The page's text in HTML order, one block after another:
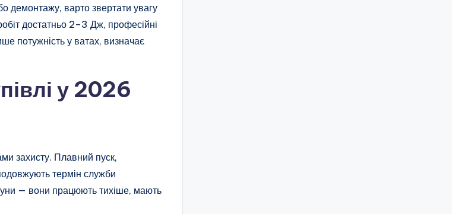
демонтажу, варто звертати увагу
достатньо 2–3 Дж, професійні
потужність у ватах, визначає
у 2026
захисту. Плавний пуск,
термін служби
— вони працюють тихіше, мають